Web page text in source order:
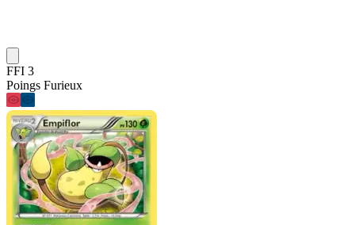
FFI 3
Poings Furieux